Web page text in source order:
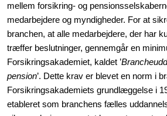
e
b
o
o
n
t
i
l
k
e
d
I
mellem forsikring- og
medarbejdere og myndigheder. For at
branchen, at alle medarbejdere, der har
træffer beslutninger, gennemgår en
Forsikringsakademiet, kaldet ’
pension’. Dette krav er blevet en norm i
Forsikringsakademiets grundlæggelse i
etableret som branchens fælles